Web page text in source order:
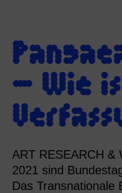
– Wie
ART RESEARCH &
2021 sind
Das Transnationale